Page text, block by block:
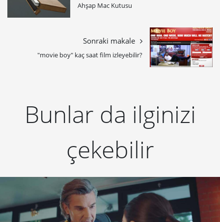
Ahşap Mac Kutusu
Sonraki makale
"movie boy" kaç saat film izleyebilir?
Bunlar da ilginizi
çekebilir